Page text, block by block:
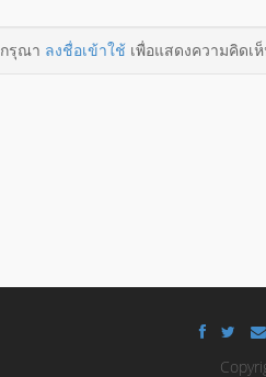
กรุณา ลงชื่อเข้าใช้เพื่อแสดงความคิดเ